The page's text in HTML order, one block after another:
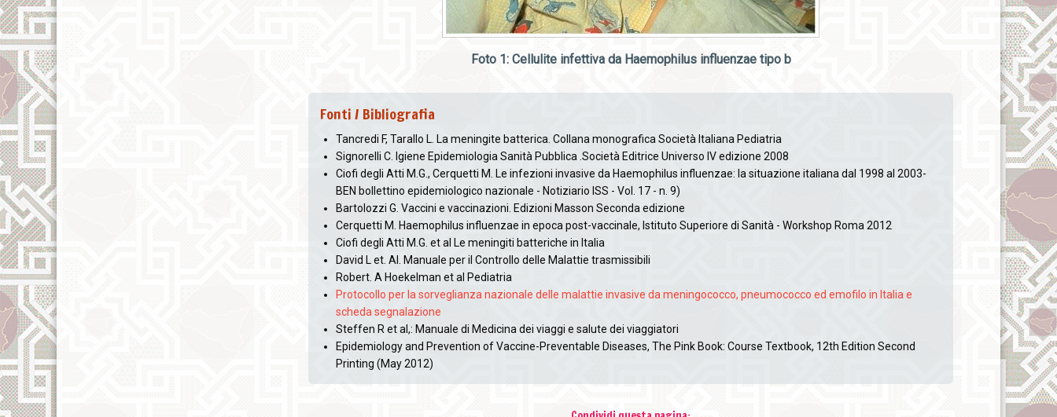
Foto 1: Cellulite infettiva da Haemophilus influenzae tipo b
Fonti / Bibliografia
Tancredi F, Tarallo L. La meningite batterica. Collana monografica Società Italiana Pediatria
Signorelli C. Igiene Epidemiologia Sanità Pubblica .Società Editrice Universo IV edizione 2008
Ciofi degli Atti M.G., Cerquetti M. Le infezioni invasive da Haemophilus influenzae: la situazione italiana dal 1998 al 2003-
BEN bollettino epidemiologico nazionale - Notiziario ISS - Vol. 17 - n. 9)
Bartolozzi G. Vaccini e vaccinazioni. Edizioni Masson Seconda edizione
Cerquetti M. Haemophilus influenzae in epoca post-vaccinale, Istituto Superiore di Sanità - Workshop Roma 2012
Ciofi degli Atti M.G. et al Le meningiti batteriche in Italia
David L et. Al. Manuale per il Controllo delle Malattie trasmissibili
Robert. A Hoekelman et al Pediatria
Protocollo per la sorveglianza nazionale delle malattie invasive da meningococco, pneumococco ed emofilo in Italia e
scheda segnalazione
Steffen R et al,: Manuale di Medicina dei viaggi e salute dei viaggiatori
Epidemiology and Prevention of Vaccine-Preventable Diseases, The Pink Book: Course Textbook, 12th Edition Second
Printing (May 2012)